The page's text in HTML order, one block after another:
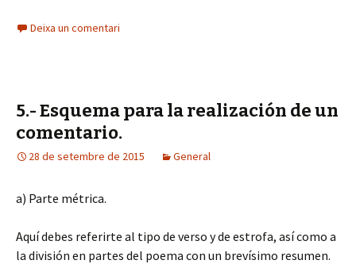
Deixa un comentari
5.- Esquema para la realización de un
comentario.
28 de setembre de 2015 General
a) Parte métrica.
Aquí debes referirte al tipo de verso y de estrofa, así como a
la división en partes del poema con un brevísimo resumen.